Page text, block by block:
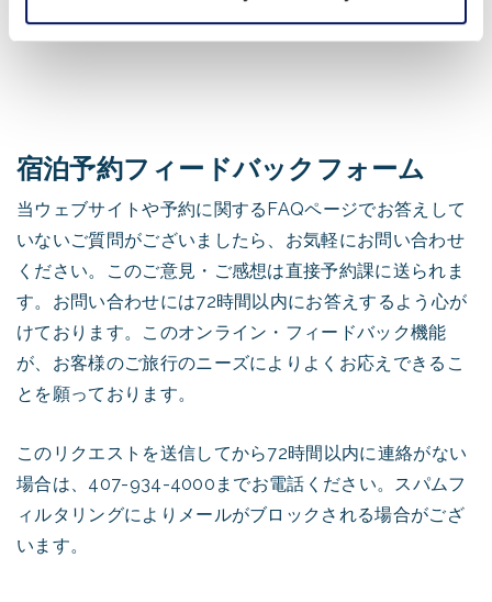
宿泊予約フィードバックフォーム
当ウェブサイトや予約に関するFAQページでお答えして
いないご質問がございましたら、お気軽にお問い合わせ
ください。このご意見・ご感想は直接予約課に送られま
す。お問い合わせには72時間以内にお答えするよう心が
けております。このオンライン・フィードバック機能
が、お客様のご旅行のニーズによりよくお応えできるこ
とを願っております。
このリクエストを送信してから72時間以内に連絡がない
場合は、407-934-4000までお電話ください。スパムフ
ィルタリングによりメールがブロックされる場合がござ
います。